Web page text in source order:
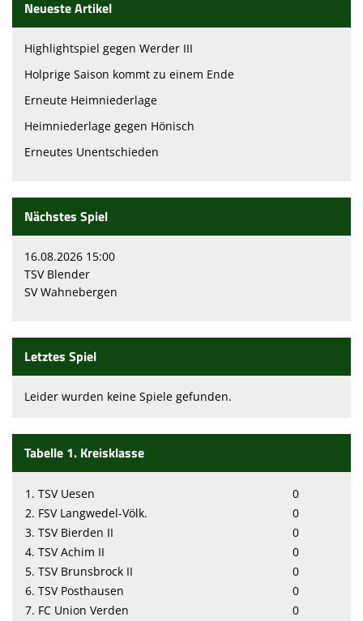
Neueste Artikel
Highlightspiel gegen Werder III
Holprige Saison kommt zu einem Ende
Erneute Heimniederlage
Heimniederlage gegen Hönisch
Erneutes Unentschieden
Nächstes Spiel
16.08.2026 15:00
TSV Blender
SV Wahnebergen
Letztes Spiel
Leider wurden keine Spiele gefunden.
Tabelle 1. Kreisklasse
1. TSV Uesen
0
2. FSV Langwedel-Völk.
0
3. TSV Bierden II
0
4. TSV Achim II
0
5. TSV Brunsbrock II
0
6. TSV Posthausen
0
7. FC Union Verden
0